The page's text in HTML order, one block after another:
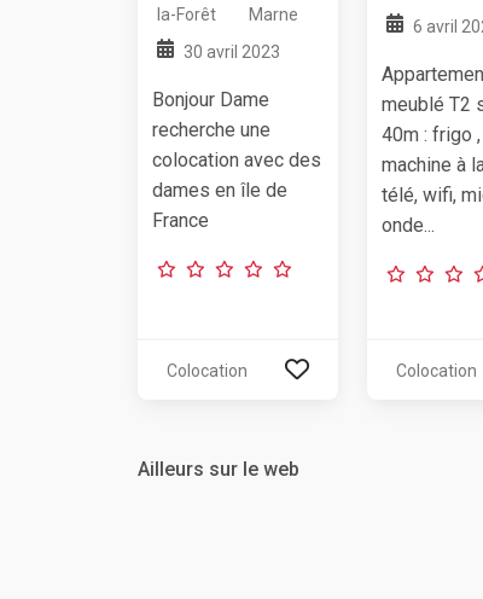
la-Forêt
Marne
30 avril 2023
Bonjour Dame
recherche une
colocation avec des
dames en île de
France
Colocation
6 avril
meublé T2
40m : frigo ,
machine à
télé, wifi,
onde...
Colocation
Ailleurs sur le web